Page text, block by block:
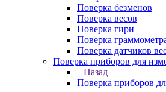
Поверка безменов
Поверка весов
Поверка гири
Поверка
Поверка датчиков
Поверка приборов для
Назад
Поверка приборов